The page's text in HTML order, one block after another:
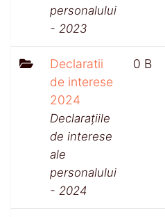
personalului
- 2023
Declaratii
de interese
2024
Declarațiile
de interese
ale
personalului
- 2024
0 B